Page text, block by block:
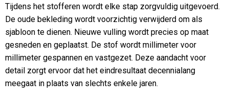
Tijdens het stofferen wordt elke stap zorgvuldig uitgevoerd.
De oude bekleding wordt voorzichtig verwijderd om als
sjabloon te dienen. Nieuwe vulling wordt precies op maat
gesneden en geplaatst. De stof wordt millimeter voor
millimeter gespannen en vastgezet. Deze aandacht voor
detail zorgt ervoor dat het eindresultaat decennialang
meegaat in plaats van slechts enkele jaren.